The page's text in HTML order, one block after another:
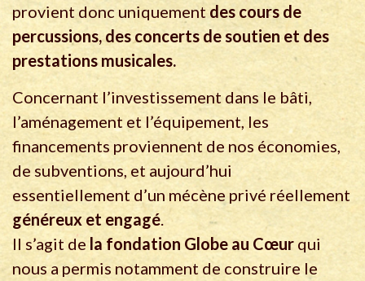
provient donc uniquement des cours de
percussions, des concerts de soutien et des
prestations musicales.
Concernant l’investissement dans le bâti,
l’aménagement et l’équipement, les
financements proviennent de nos économies,
de subventions, et aujourd’hui
essentiellement d’un mécène privé réellement
généreux et engagé.
Il s’agit de la fondation Globe au Cœur qui
nous a permis notamment de construire le